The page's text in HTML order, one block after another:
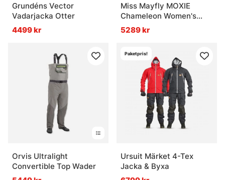
Grundéns Vector
Vadarjacka Otter
4499 kr
Miss Mayfly MOXIE
Chameleon Women's
Waders
5289 kr
Orvis Ultralight
Convertible Top Wader
Paketpris!
Ursuit Märket 4-Tex
Jacka & Byxa